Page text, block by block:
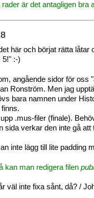
är det antagligen
här och börjat rätta
5!" :-)
angående sidor för
Ronström. Men jag
bara namnen under
.mus-filer (finale).
sida verkar den inte gå
inte lägg till lite padding
kan man redigera filen
väl inte fixa sånt, då? /